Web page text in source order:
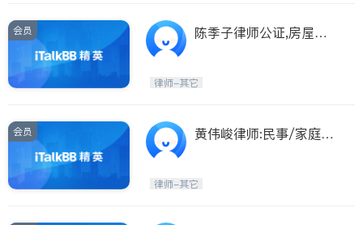
会员
陈季子律师公证,房屋生
律师-其它
会员
黄伟峻律师:民事/家庭
律师-其它